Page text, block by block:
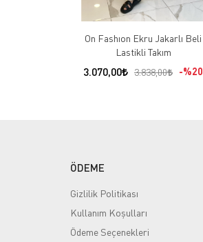
On Fashıon Ekru Jakarlı Beli
Lastikli Takım
3.070,00 3.838,00 %20
ÖDEME
Gizlilik Politikası
Kullanım Koşulları
Ödeme Seçenekleri